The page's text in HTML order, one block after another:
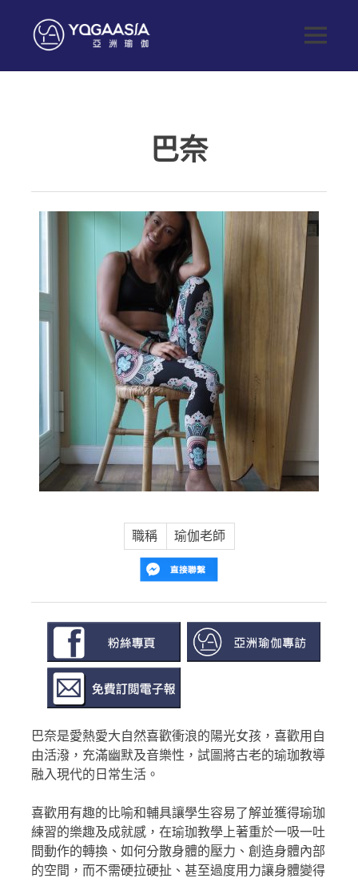
content
Asia
洲
瑜
伽
康
MENU
巴奈
職稱 瑜伽老師
巴奈是愛熱愛大自然喜歡衝浪的陽光女孩，喜歡用自
由活潑，充滿幽默及音樂性，試圖將古老的瑜珈教導
融入現代的日常生活。
喜歡用有趣的比喻和輔具讓學生容易了解並獲得瑜珈
練習的樂趣及成就感，在瑜珈教學上著重於一吸一吐
間動作的轉換、如何分散身體的壓力、創造身體內部
的空間，而不需硬拉硬扯、甚至過度用力讓身體變得